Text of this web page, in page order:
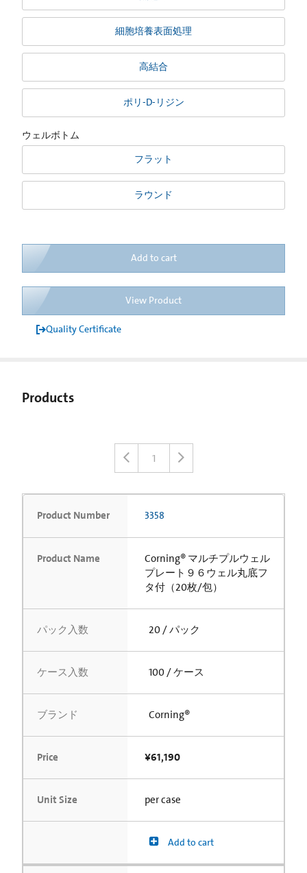
細胞培養表面処理
高結合
ポリ-D-リジン
ウェルボトム
フラット
ラウンド
Add to cart
View Product
Quality Certificate
Products
1
Product Number 3358
Product Name
Corning® マルチプルウェル
プレート９６ウェル丸底フ
タ付（20枚/包）
パック入数 20 / パック
ケース入数 100 / ケース
ブランド Corning®
Price ¥61,190
Unit Size per case
Add to cart